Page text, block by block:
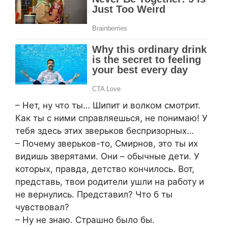
– Нет, ну что ты… Шипит и волком смотрит.
Как ты с ними справляешься, не понимаю! У
тебя здесь этих зверьков беспризорных…
– Почему зверьков-то, Смирнов, это ты их
видишь зверятами. Они – обычные дети. У
которых, правда, детство кончилось. Вот,
представь, твои родители ушли на работу и
не вернулись. Представил? Что б ты
чувствовал?
– Ну не знаю. Страшно было бы.